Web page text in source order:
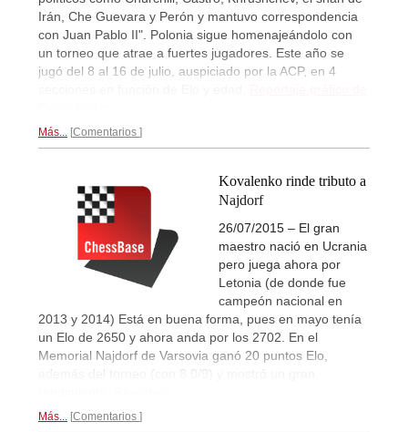
Irán, Che Guevara y Perón y mantuvo correspondencia
con Juan Pablo II". Polonia sigue homenajeándolo con
un torneo que atrae a fuertes jugadores. Este año se
jugó del 8 al 16 de julio, auspiciado por la ACP, en 4
Más... Comentarios
Kovalenko rinde tributo a
Najdorf
26/07/2015 – El gran
maestro nació en Ucrania
pero juega ahora por
Letonia (de donde fue
campeón nacional en
2013 y 2014) Está en buena forma, pues en mayo tenía
un Elo de 2650 y ahora anda por los 2702. En el
Memorial Najdorf de Varsovia ganó 20 puntos Elo,
además del torneo (con 8.0/9) y mostró un gran
Más... Comentarios